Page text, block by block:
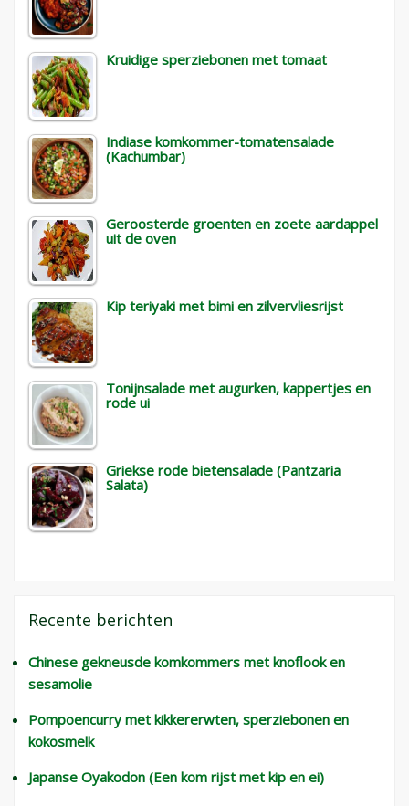
Kruidige sperziebonen met tomaat
Indiase komkommer-tomatensalade
(Kachumbar)
Geroosterde groenten en zoete aardappel
uit de oven
Kip teriyaki met bimi en zilvervliesrijst
Tonijnsalade met augurken, kappertjes en
rode ui
Griekse rode bietensalade (Pantzaria
Salata)
Recente berichten
Chinese gekneusde komkommers met knoflook en
sesamolie
Pompoencurry met kikkererwten, sperziebonen en
kokosmelk
Japanse Oyakodon (Een kom rijst met kip en ei)